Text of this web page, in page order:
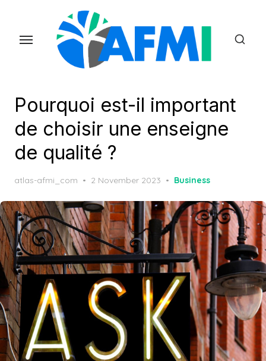
Pourquoi est-il important
de choisir une enseigne
de qualité ?
atlas-afmi_com
Posted
2 November 2023 Business